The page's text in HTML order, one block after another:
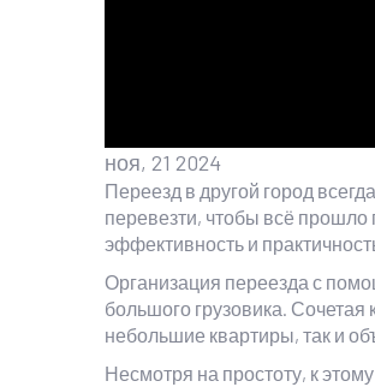
ноя, 21 2024
Переезд в другой город
перевезти, чтобы всё прошло
эффективность и
Организация переезда с
большого грузовика. Сочетая
небольшие квартиры, так и
Несмотря на простоту, к